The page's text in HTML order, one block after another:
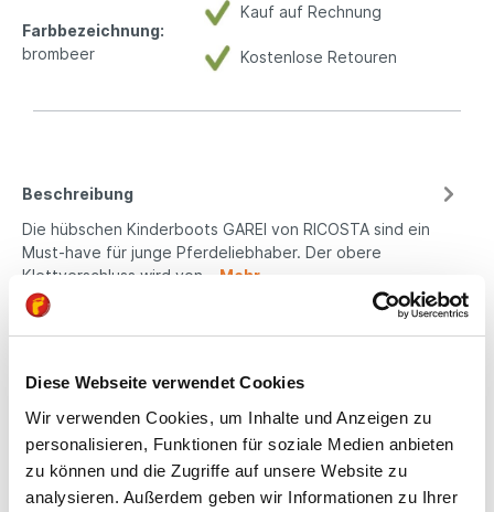
Diese Webseite verwendet Cookies
Wir verwenden Cookies, um Inhalte und Anzeigen zu
personalisieren, Funktionen für soziale Medien anbieten
zu können und die Zugriffe auf unsere Website zu
analysieren. Außerdem geben wir Informationen zu Ihrer
Kauf auf Rechnung
Kostenlose Retouren
Farbbezeichnung:
brombeer
Beschreibung
Die hübschen Kinderboots GAREI von RICOSTA sind ein
Must-have für junge Pferdeliebhaber. Der obere
Klettverschluss wird von… Mehr
Eigenschaften
Kindgerechte
Passform